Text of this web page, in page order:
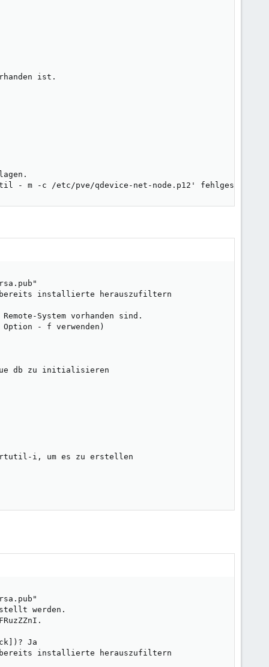
ist.
- m -c /etc/pve/qdevice-net-node.p12'
bereits installierte herauszufiltern
System vorhanden sind.
- f verwenden)
db zu initialisieren
i, um es zu erstellen
werden.
Ja
bereits installierte herauszufiltern